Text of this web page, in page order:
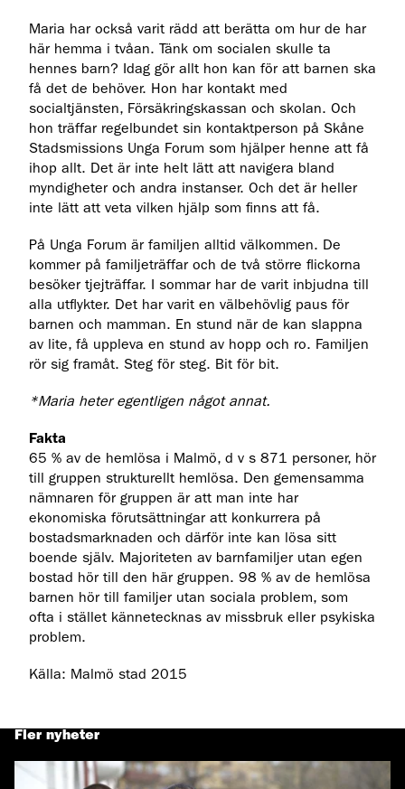
Maria har också varit rädd att berätta om hur de har
här hemma i tvåan. Tänk om socialen skulle ta
hennes barn? Idag gör allt hon kan för att barnen ska
få det de behöver. Hon har kontakt med
socialtjänsten, Försäkringskassan och skolan. Och
hon träffar regelbundet sin kontaktperson på Skåne
Stadsmissions Unga Forum som hjälper henne att få
ihop allt. Det är inte helt lätt att navigera bland
myndigheter och andra instanser. Och det är heller
inte lätt att veta vilken hjälp som finns att få.
På Unga Forum är familjen alltid välkommen. De
kommer på familjeträffar och de två större flickorna
besöker tjejträffar. I sommar har de varit inbjudna till
alla utflykter. Det har varit en välbehövlig paus för
barnen och mamman. En stund när de kan slappna
av lite, få uppleva en stund av hopp och ro. Familjen
rör sig framåt. Steg för steg. Bit för bit.
*Maria heter egentligen något annat.
Fakta
65 % av de hemlösa i Malmö, d v s 871 personer, hör
till gruppen strukturellt hemlösa. Den gemensamma
nämnaren för gruppen är att man inte har
ekonomiska förutsättningar att konkurrera på
bostadsmarknaden och därför inte kan lösa sitt
boende själv. Majoriteten av barnfamiljer utan egen
bostad hör till den här gruppen. 98 % av de hemlösa
barnen hör till familjer utan sociala problem, som
ofta i stället kännetecknas av missbruk eller psykiska
problem.
Källa: Malmö stad 2015
Fler nyheter